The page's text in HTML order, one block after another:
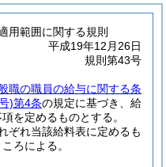
用範囲に関する規則
平成19年12月26日
規則第43号
職の職員の給与に関する条
)第4条の規定に基づき、給
を定めるものとする。
ぞれ当該給料表に定めるも
ろによる。